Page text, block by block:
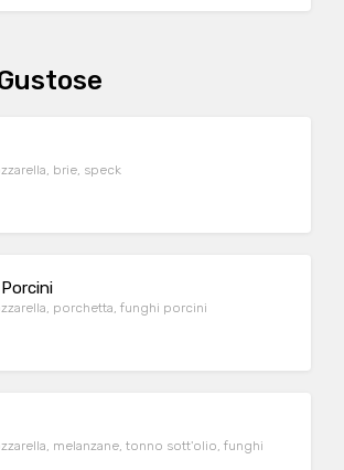
brie, speck
porchetta, funghi porcini
melanzane, tonno sott'olio, funghi